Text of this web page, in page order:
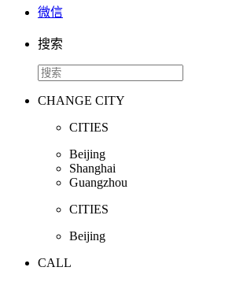
微信
搜索
CHANGE CITY
CITIES
Beijing
Shanghai
Guangzhou
CITIES
Beijing
CALL